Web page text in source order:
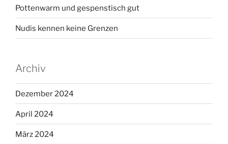
Pottenwarm und gespenstisch gut
Nudis kennen keine Grenzen
Archiv
Dezember 2024
April 2024
März 2024